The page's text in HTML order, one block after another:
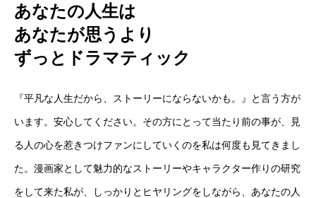
あなたの人生は
あなたが思うより
ずっとドラマティック
『平凡な人生だから、ストーリーにならないかも。』と言う方が
います。安心してください。その方にとって当たり前の事が、見
る人の心を惹きつけファンにしていくのを私は何度も見てきまし
た。漫画家として魅力的なストーリーやキャラクター作りの研究
をして来た私が、しっかりとヒヤリングをしながら、あなたの人